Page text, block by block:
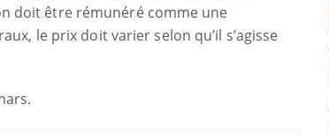
doit être rémunéré comme une
le prix doit varier selon qu’il s’agisse